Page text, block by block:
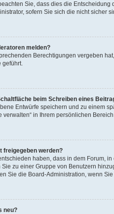
Sie, dass dies die
sofern Sie sich die nicht sicher
melden?
Berechtigungen vergeben
geführt.
beim Schreiben eines
Entwürfe speichern und zu einem
verwalten“ in Ihrem persönlichen
freigegeben werden?
haben, dass in dem Forum,
zu einer Gruppe von Benutzern
Sie die Board-Administration, wenn
neu?